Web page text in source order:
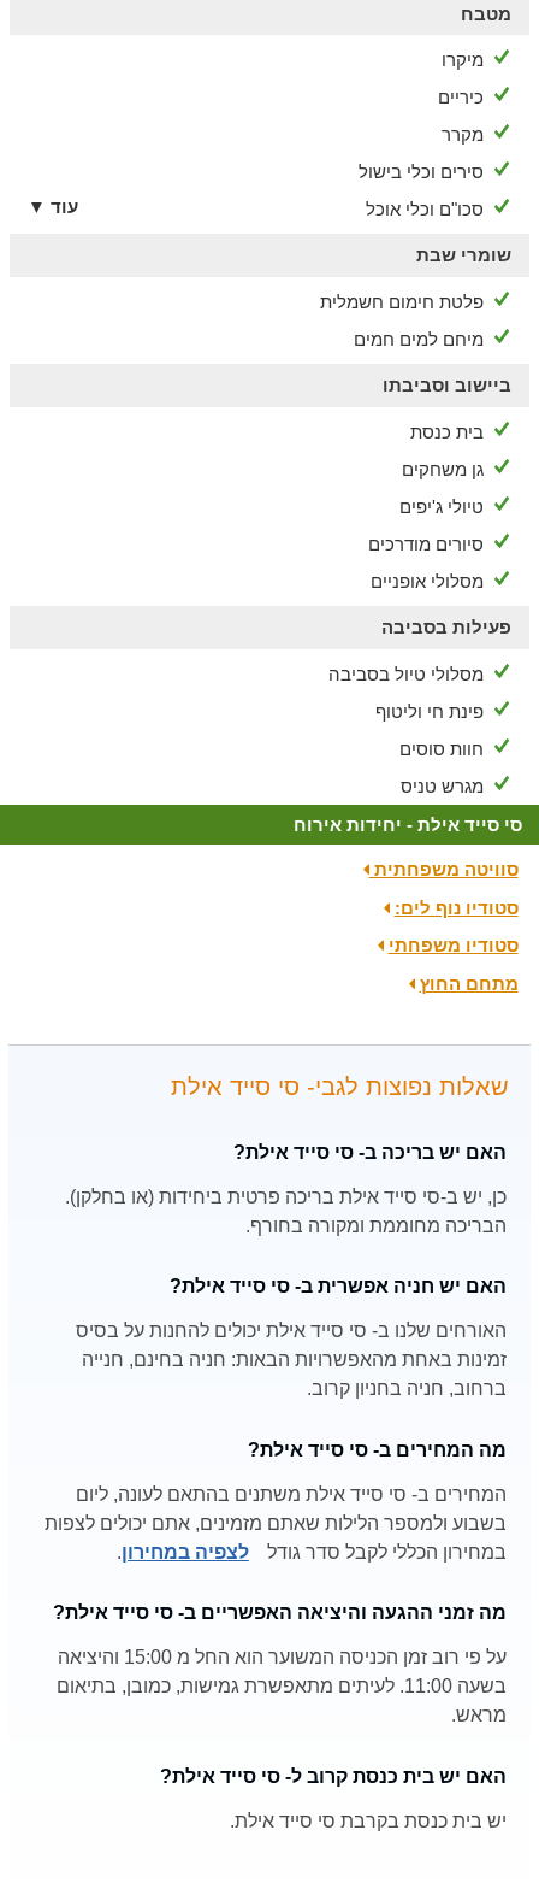
מטבח
מיקרו
כיריים
מקרר
סירים וכלי בישול
סכו"ם וכלי אוכל
עוד ▼
שומרי שבת
פלטת חימום חשמלית
מיחם למים חמים
ביישוב וסביבתו
בית כנסת
גן משחקים
טיולי ג'יפים
סיורים מודרכים
מסלולי אופניים
פעילות בסביבה
מסלולי טיול בסביבה
פינת חי וליטוף
חוות סוסים
מגרש טניס
סי סייד אילת - יחידות אירוח
סוויטה משפחתית
סטודיו נוף לים:
סטודיו משפחתי
מתחם החוץ
שאלות נפוצות לגבי- סי סייד אילת
האם יש בריכה ב- סי סייד אילת?
כן, יש ב-סי סייד אילת בריכה פרטית ביחידות (או בחלקן).
הבריכה מחוממת ומקורה בחורף.
האם יש חניה אפשרית ב- סי סייד אילת?
האורחים שלנו ב- סי סייד אילת יכולים להחנות על בסיס
זמינות באחת מהאפשרויות הבאות: חניה בחינם, חנייה
ברחוב, חניה בחניון קרוב.
מה המחירים ב- סי סייד אילת?
המחירים ב- סי סייד אילת משתנים בהתאם לעונה, ליום
בשבוע ולמספר הלילות שאתם מזמינים, אתם יכולים לצפות
במחירון הכללי לקבל סדר גודל
לצפיה במחירון.
מה זמני ההגעה והיציאה האפשריים ב- סי סייד אילת?
על פי רוב זמן הכניסה המשוער הוא החל מ 15:00 והיציאה
בשעה 11:00. לעיתים מתאפשרת גמישות, כמובן, בתיאום
מראש.
האם יש בית כנסת קרוב ל- סי סייד אילת?
יש בית כנסת בקרבת סי סייד אילת.